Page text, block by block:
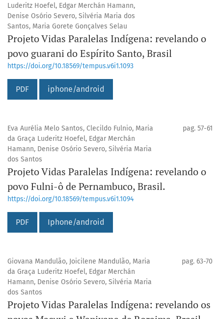
Luderitz Hoefel, Edgar Merchán Hamann,
Denise Osório Severo, Silvéria Maria dos
Santos, Maria Gorete Gonçalves Selau
Projeto Vidas Paralelas Indígena: revelando o
povo guarani do Espírito Santo, Brasil
https://doi.org/10.18569/tempus.v6i1.1093
PDF iphone/android
Eva Aurélia Melo Santos, Clecildo Fulnio, Maria
da Graça Luderitz Hoefel, Edgar Merchán
Hamann, Denise Osório Severo, Silvéria Maria
dos Santos
pag. 57-61
Projeto Vidas Paralelas Indígena: revelando o
povo Fulni-ô de Pernambuco, Brasil.
https://doi.org/10.18569/tempus.v6i1.1094
PDF Iphone/android
Giovana Mandulão, Joicilene Mandulão, Maria
da Graça Luderitz Hoefel, Edgar Merchán
Hamann, Denise Osório Severo, Silvéria Maria
dos Santos
pag. 63-70
Projeto Vidas Paralelas Indígena: revelando os